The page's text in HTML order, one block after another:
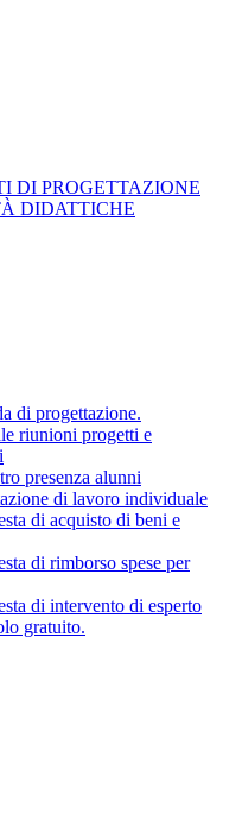
DI PROGETTAZIONE
DIDATTICHE
di progettazione.
riunioni progetti e
presenza alunni
di lavoro individuale
di acquisto di beni e
di rimborso spese per
di intervento di esperto
gratuito.